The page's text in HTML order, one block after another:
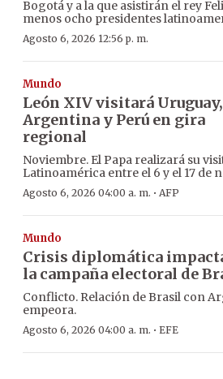
Bogotá y a la que asistirán el rey
menos ocho presidentes
Agosto 6, 2026 12:56 p. m.
Mundo
León XIV visitará Uruguay,
Argentina y Perú en gira
regional
Noviembre. El Papa realizará su
Latinoamérica entre el 6 y el 17 de
Agosto 6, 2026 04:00 a. m. · AFP
Mundo
Crisis diplomática
la campaña electoral de
Conflicto. Relación de Brasil con
empeora.
Agosto 6, 2026 04:00 a. m. · EFE